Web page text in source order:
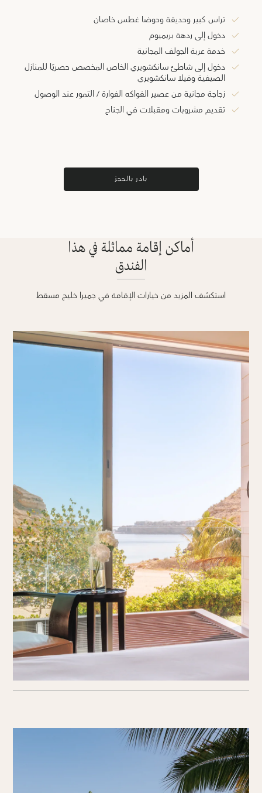
تراس كبير وحديقة وحوضا غطس خاصان
دخول إلى ردهة بريميوم
خدمة عربة الجولف المجانية
دخول إلى شاطئ سانكشويري الخاص المخصص حصريًا للمنازل
الصيفية وفيلا سانكشويري
زجاجة مجانية من عصير الفواكه الفوارة / التمور عند الوصول
تقديم مشروبات ومقبلات في الجناح
بادر بالحجز
أماكن إقامة مماثلة في هذا
الفندق
استكشف المزيد من خيارات الإقامة في جميرا خليج مسقط